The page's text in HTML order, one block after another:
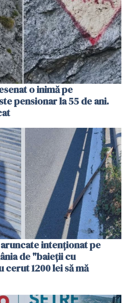
o inimă pe
pensionar la 55 de ani.
intenționat pe
de "baieții cu
1200 lei să mă